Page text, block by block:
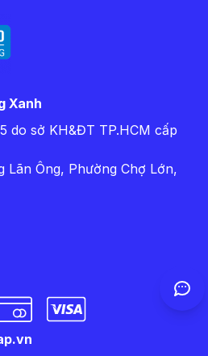
Xanh
do sở KH&ĐT TP.HCM cấp
Lãn Ông, Phường Chợ Lớn,